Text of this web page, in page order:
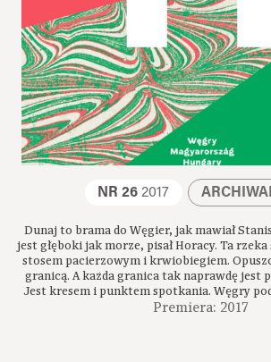
NR 26 2017
Dunaj to brama do Węgier, jak mawiał
jest głęboki jak morze, pisał Horacy. Ta
stosem pacierzowym i krwiobiegiem.
granicą. A każda granica tak naprawdę jest
Jest kresem i punktem spotkania. Węgry
Premiera: 2017